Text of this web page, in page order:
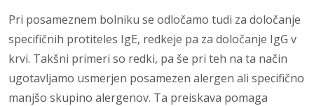
Pri posameznem bolniku se odločamo tu­di za določanje
specifičnih protiteles IgE, redkeje pa za določanje IgG v
krvi. Takšni primeri so redki, pa še pri teh na ta način
ugotavljamo usmerjen posamezen alergen ali specifično
manjšo skupino alergenov. Ta preiskava pomaga